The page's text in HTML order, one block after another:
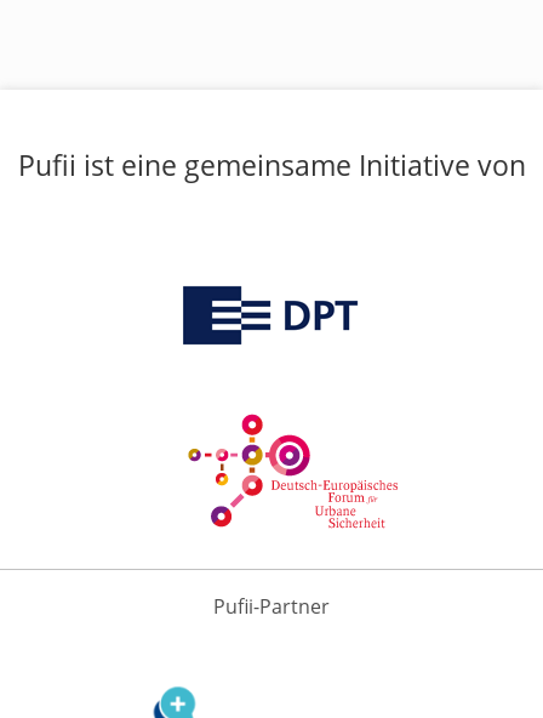
Pufii ist eine gemeinsame Initiative von
Pufii-Partner